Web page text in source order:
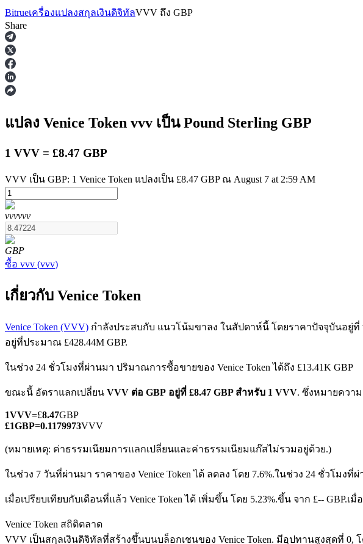
ฟิวเจอร์ส
ฟิวเจอร์ส USDT
ฟิวเจอร์ส COIN-M
ฟิวเจอร์สสกุลเงินดิจิทัล
TradFi
อนุพันธ์ของหุ้น ฟอเร็กซ์ โลหะมีค่า และสินค้าโภคภัณฑ์
Bitrueเครื่องแปลงสกุลเงินดิจิทัลVVV ถึง GBP
Share
แปลง Venice Token vvv เป็น Pound Sterling GBP
1 VVV = £8.47 GBP
VVV เป็น GBP: 1 Venice Token แปลงเป็น £8.47 GBP ณ August 7 at 2:59 AM
vvvvvv
GBP
ซื้อ vvv (vvv)
เกี่ยวกับ Venice Token
Venice Token (VVV) กำลังประสบกับ แนวโน้มขาลง ในสัปดาห์นี้ โดยราคาปัจจุบันอยู่ที่
อยู่ที่ประมาณ £428.44M GBP.
ในช่วง 24 ชั่วโมงที่ผ่านมา ปริมาณการซื้อขายของ Venice Token ได้ถึง £13.41K GBP
ขณะนี้ อัตราแลกเปลี่ยน VVV ต่อ GBP อยู่ที่ £8.47 GBP สำหรับ 1 VVV. ซึ่งหมายความ
1VVV=£8.47GBP
£1GBP=0.1179973VVV
(หมายเหตุ: ค่าธรรมเนียมการแลกเปลี่ยนและค่าธรรมเนียมแก๊สไม่รวมอยู่ด้วย.)
ในช่วง 7 วันที่ผ่านมา ราคาของ Venice Token ได้ ลดลง โดย 7.6%.ในช่วง 24 ชั่วโมงที่ผ่
เมื่อเปรียบเทียบกับเดือนที่แล้ว Venice Token ได้ เพิ่มขึ้น โดย 5.23%.ขึ้น จาก £-- GBP.เมื่
Venice Token สถิติตลาด
VVV เป็นสกุลเงินดิจิทัลที่สร้างขึ้นบนบล็อกเชนของ Venice Token. มีอุปทานสูงสุดที่